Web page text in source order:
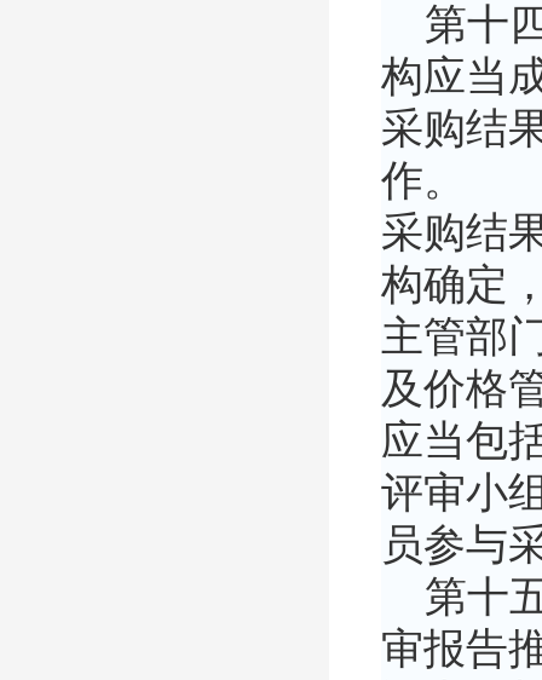
第十
构应当
采购结
作。
采购结
构确定
主管部
及价格
应当包
评审小
员参与
第十
审报告